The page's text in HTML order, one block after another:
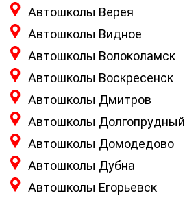
Автошколы Верея
Автошколы Видное
Автошколы Волоколамск
Автошколы Воскресенск
Автошколы Дмитров
Автошколы Долгопрудный
Автошколы Домодедово
Автошколы Дубна
Автошколы Егорьевск